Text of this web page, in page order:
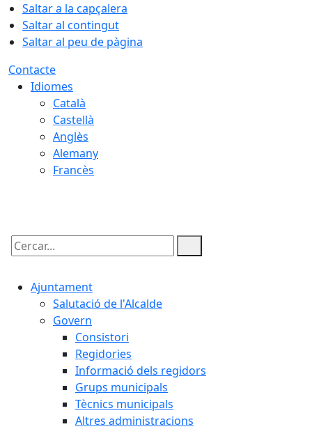
Saltar a la capçalera
Saltar al contingut
Saltar al peu de pàgina
Contacte
Idiomes
Català
Castellà
Anglès
Alemany
Francès
Cercar:
Ajuntament
Salutació de l'Alcalde
Govern
Consistori
Regidories
Informació dels regidors
Grups municipals
Tècnics municipals
Altres administracions